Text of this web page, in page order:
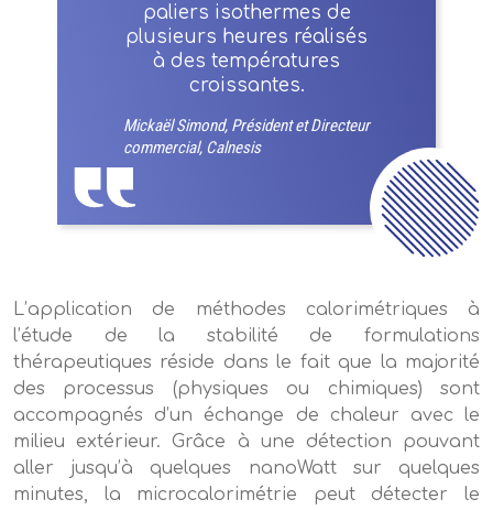
paliers isothermes de
plusieurs heures réalisés
à des températures
croissantes.
Mickaël Simond, Président et Directeur
commercial, Calnesis
L’application de méthodes calorimétriques à
l’étude de la stabilité de formulations
thérapeutiques réside dans le fait que la majorité
des processus (physiques ou chimiques) sont
accompagnés d’un échange de chaleur avec le
milieu extérieur. Grâce à une détection pouvant
aller jusqu’à quelques nanoWatt sur quelques
minutes, la microcalorimétrie peut détecter le